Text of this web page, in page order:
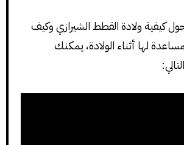
كيفية ولادة القطط الشيرازي وكيف
لها أثناء الولادة، يمكنك